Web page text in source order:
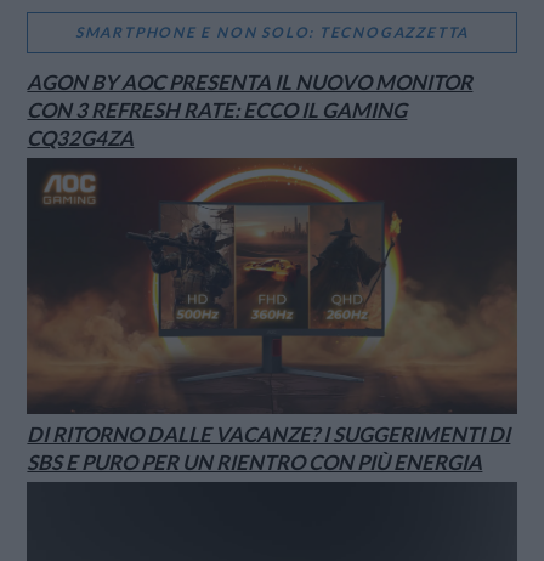
SMARTPHONE E NON SOLO: TECNOGAZZETTA
AGON BY AOC PRESENTA IL NUOVO MONITOR
CON 3 REFRESH RATE: ECCO IL GAMING
CQ32G4ZA
DI RITORNO DALLE VACANZE? I SUGGERIMENTI DI
SBS E PURO PER UN RIENTRO CON PIÙ ENERGIA